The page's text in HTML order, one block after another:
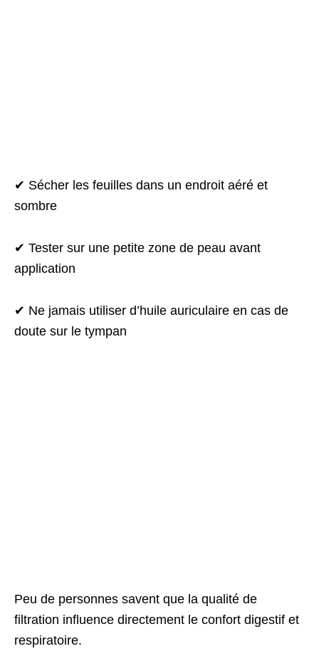
✔ Sécher les feuilles dans un endroit aéré et
sombre
✔ Tester sur une petite zone de peau avant
application
✔ Ne jamais utiliser d’huile auriculaire en cas de
doute sur le tympan
Peu de personnes savent que la qualité de
filtration influence directement le confort digestif et
respiratoire.